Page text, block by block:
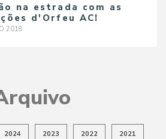
na estrada com as
d'Orfeu AC!
2018
2024 2023 2022 2021